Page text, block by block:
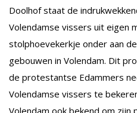
Doolhof staat de
Volendamse vissers uit eigen
stolphoevekerkje onder aan
gebouwen in Volendam. Dit
de protestantse Edammers
Volendamse vissers te
Volendam ook bekend om zijn